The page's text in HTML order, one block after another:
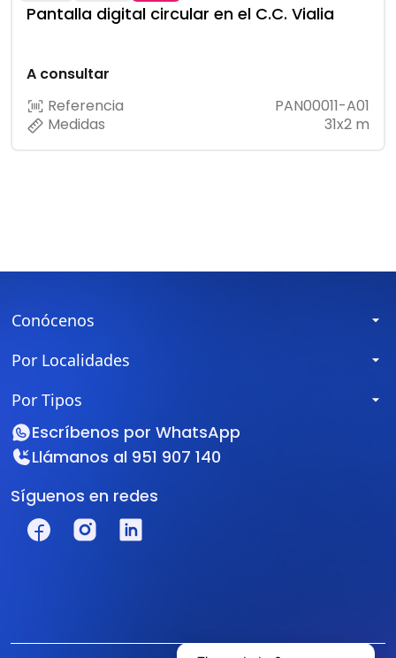
Pantalla digital circular en el C.C. Vialia
A consultar
Referencia
PAN00011-A01
Medidas
31x2 m
Conócenos
Por Localidades
Por Tipos
Escríbenos por WhatsApp
Llámanos al 951 907 140
Síguenos en redes